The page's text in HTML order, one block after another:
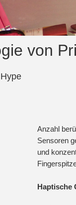
von
Anzahl
Sensoren
und
Haptische